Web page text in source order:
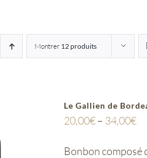
Montrer 12 produits
Le Gallien de
20,00€– 34,00€
Bonbon composé